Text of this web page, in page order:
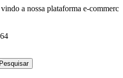
plataforma e-commerce!
Pesquisar